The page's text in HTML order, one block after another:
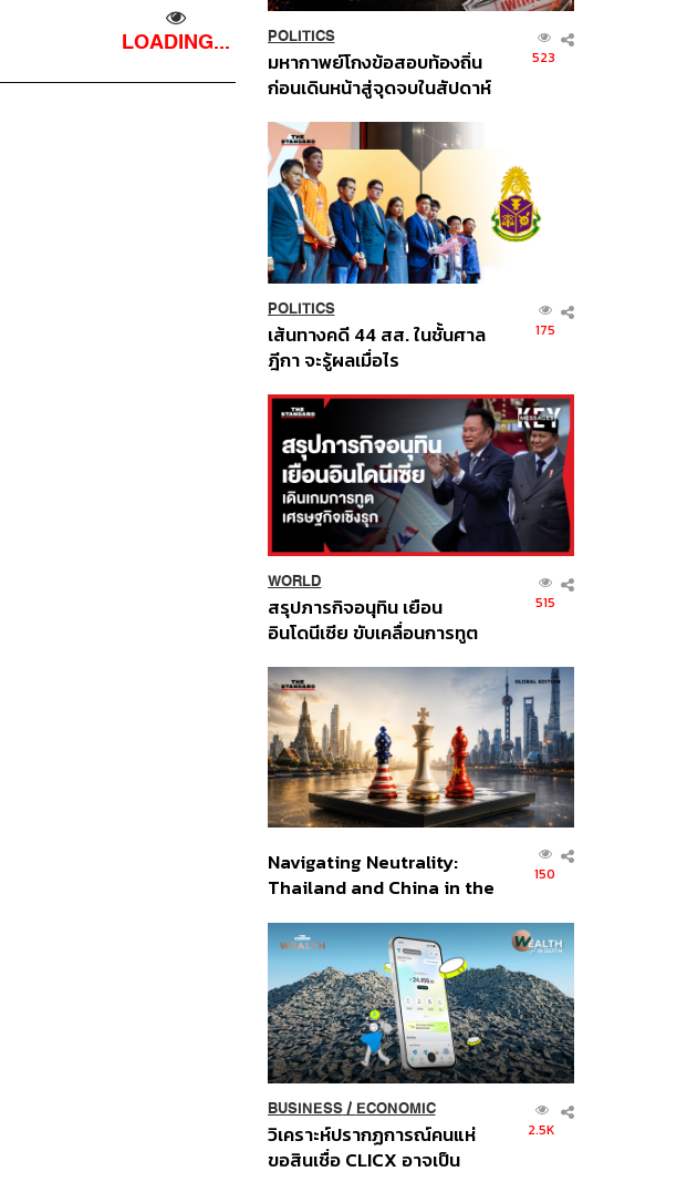
LOADING... POLITICS
มหากาพย์โกงข้อสอบท้องถิ่น
ก่อนเดินหน้าสู่จุดจบในสัปดาห์
523
POLITICS
เส้นทางคดี 44 สส. ในชั้นศาล
ฎีกา จะรู้ผลเมื่อไร
175
WORLD
สรุปภารกิจอนุทิน เยือน
อินโดนีเซีย ขับเคลื่อนการทูต
ส่วนยุทธศาสตร์ไทย –
อินโดนีเซีย
515
Navigating Neutrality:
Thailand and China in the
Order
150
BUSINESS/ ECONOMIC
วิเคราะห์ปรากฏการณ์คนแห่
ขอสินเชื่อ CLICX อาจเป็น
2.5K